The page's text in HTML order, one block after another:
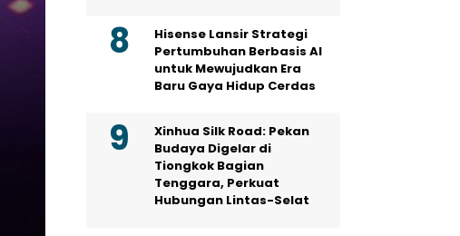
Hisense Lansir Strategi
Pertumbuhan Berbasis AI
untuk Mewujudkan Era
Baru Gaya Hidup Cerdas
Xinhua Silk Road: Pekan
Budaya Digelar di
Tiongkok Bagian
Tenggara, Perkuat
Hubungan Lintas-Selat